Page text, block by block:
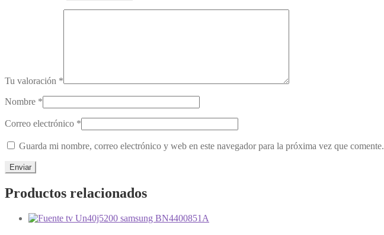
Tu valoración *
Nombre *
Correo electrónico *
Guarda mi nombre, correo electrónico y web en este navegador para la próxima vez que comente.
Productos relacionados